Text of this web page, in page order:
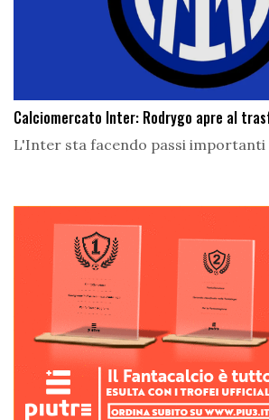
Calciomercato Inter: Rodrygo apre al
L'Inter sta facendo passi importanti